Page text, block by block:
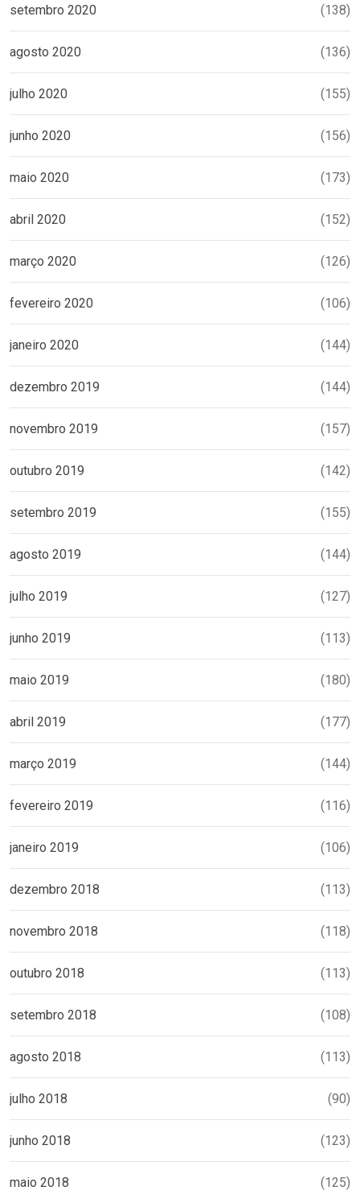
setembro 2020 (138)
agosto 2020 (136)
julho 2020 (155)
junho 2020 (156)
maio 2020 (173)
abril 2020 (152)
março 2020 (126)
fevereiro 2020 (106)
janeiro 2020 (144)
dezembro 2019 (144)
novembro 2019 (157)
outubro 2019 (142)
setembro 2019 (155)
agosto 2019 (144)
julho 2019 (127)
junho 2019 (113)
maio 2019 (180)
abril 2019 (177)
março 2019 (144)
fevereiro 2019 (116)
janeiro 2019 (106)
dezembro 2018 (113)
novembro 2018 (118)
outubro 2018 (113)
setembro 2018 (108)
agosto 2018 (113)
julho 2018 (90)
junho 2018 (123)
maio 2018 (125)